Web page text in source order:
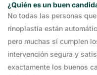
¿Quién es un buen
No todas las personas
rinoplastia están
pero muchas sí cumplen
intervención segura y
exactamente los buenos